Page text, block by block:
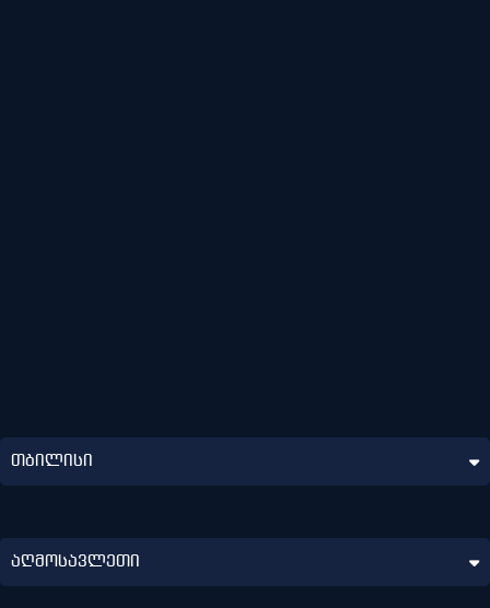
თბილისი
აღმოსავლეთი